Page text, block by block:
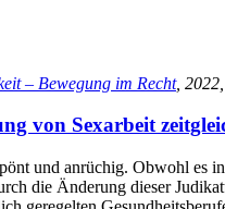
– Bewegung im Recht,
von Sexarbeit
und anrüchig. Obwohl es
die Änderung dieser